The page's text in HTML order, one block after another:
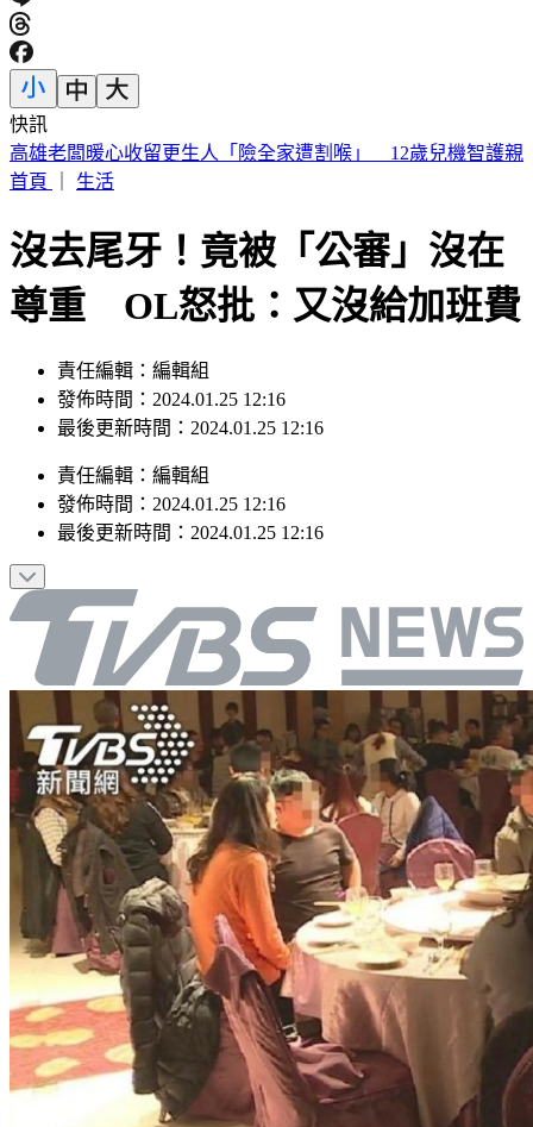
快訊
白海豚逼近！最快週五發海警 蔣萬安被問颱風假：料敵從寬
首頁
生活
沒去尾牙！竟被「公審」沒在
尊重 OL怒批：又沒給加班費
責任編輯：編輯組
發佈時間：2024.01.25 12:16
最後更新時間：2024.01.25 12:16
責任編輯 ： 編輯組
發佈時間： 2024.01.25 12:16
最後更新時間： 2024.01.25 12:16